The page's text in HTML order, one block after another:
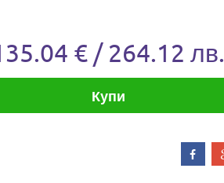
€ / 264.12 лв.
Купи